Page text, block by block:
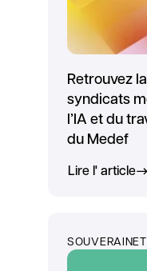
Retrouvez
syndicats
l’IA et du
du Medef
Lire l' article